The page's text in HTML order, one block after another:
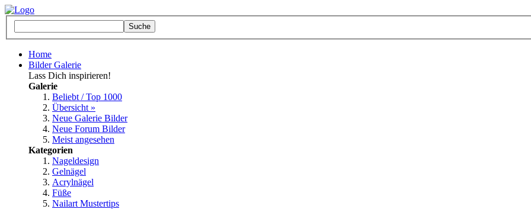
Home
Bilder Galerie
Lass Dich inspirieren!
Galerie
Beliebt / Top 1000
Übersicht »
Neue Galerie Bilder
Neue Forum Bilder
Meist angesehen
Kategorien
Nageldesign
Gelnägel
Acrylnägel
Füße
Nailart Mustertips